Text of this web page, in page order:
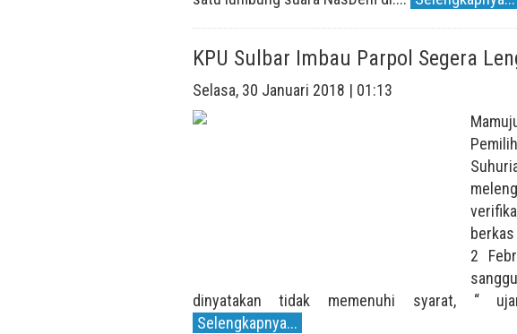
KPU Sulbar Imbau Parpol Segera
Selasa, 30 Januari 2018 | 01:13
2
dinyatakan tidak memenuhi syarat, “
Selengkapnya...